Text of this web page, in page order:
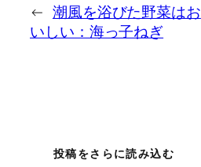
← 潮風を浴びた野菜はお
いしい：海っ子ねぎ
投稿をさらに読み込む